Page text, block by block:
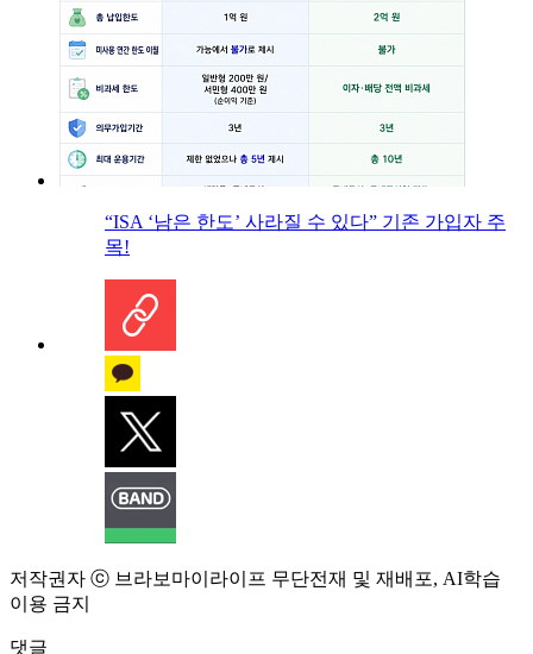
“ISA ‘남은 한도’ 사라질 수 있다” 기존 가입자 주
목!
저작권자 ⓒ 브라보마이라이프 무단전재 및 재배포, AI학습
이용 금지
댓글